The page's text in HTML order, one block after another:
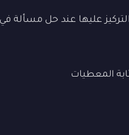
عليها عند حل مسألة في
المعطيات